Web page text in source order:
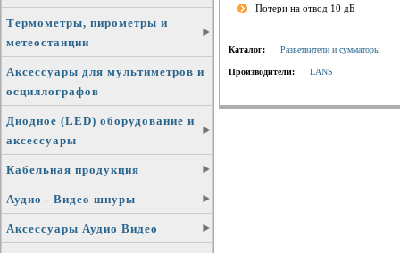
Термометры, пирометры и
метеостанции
Аксессуары для мультиметров и
осциллографов
Диодное (LED) оборудование и
аксессуары
Кабельная продукция
Аудио - Видео шнуры
Аксессуары Аудио Видео
Потери на отвод 10 дБ
Каталог: Разветвители и сумматоры
Производители: LANS